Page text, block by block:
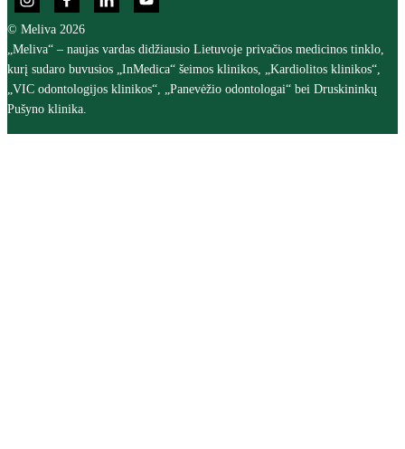
© Meliva 2026
„Meliva“ – naujas vardas didžiausio Lietuvoje privačios medicinos tinklo,
kurį sudaro buvusios „InMedica“ šeimos klinikos, „Kardiolitos klinikos“,
„VIC odontologijos klinikos“, „Panevėžio odontologai“ bei Druskininkų
Pušyno klinika.